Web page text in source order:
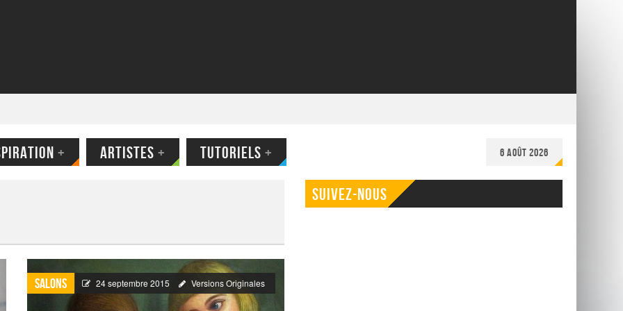
+ ARTISTES + TUTORIELS + 6 août 2026
Salons 24 septembre 2015 Versions Originales
Suivez-nous